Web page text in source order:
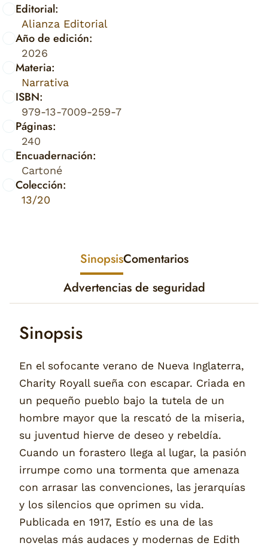
Editorial:
Alianza Editorial
Año de edición:
2026
Materia:
Narrativa
ISBN:
979-13-7009-259-7
Páginas:
240
Encuadernación:
Cartoné
Colección:
13/20
SinopsisComentarios
Advertencias de seguridad
Sinopsis
En el sofocante verano de Nueva Inglaterra,
Charity Royall sueña con escapar. Criada en
un pequeño pueblo bajo la tutela de un
hombre mayor que la rescató de la miseria,
su juventud hierve de deseo y rebeldía.
Cuando un forastero llega al lugar, la pasión
irrumpe como una tormenta que amenaza
con arrasar las convenciones, las jerarquías
y los silencios que oprimen su vida.
Publicada en 1917, Estío es una de las
novelas más audaces y modernas de Edith